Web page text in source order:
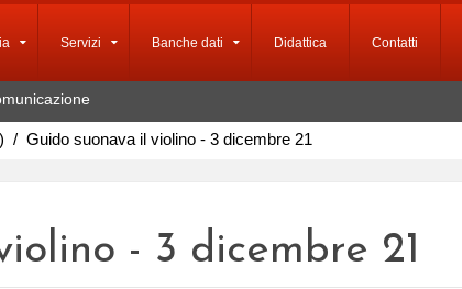
Servizi Banche dati Didattica Contatti
Guido suonava il violino - 3 dicembre 21
- 3 dicembre 21